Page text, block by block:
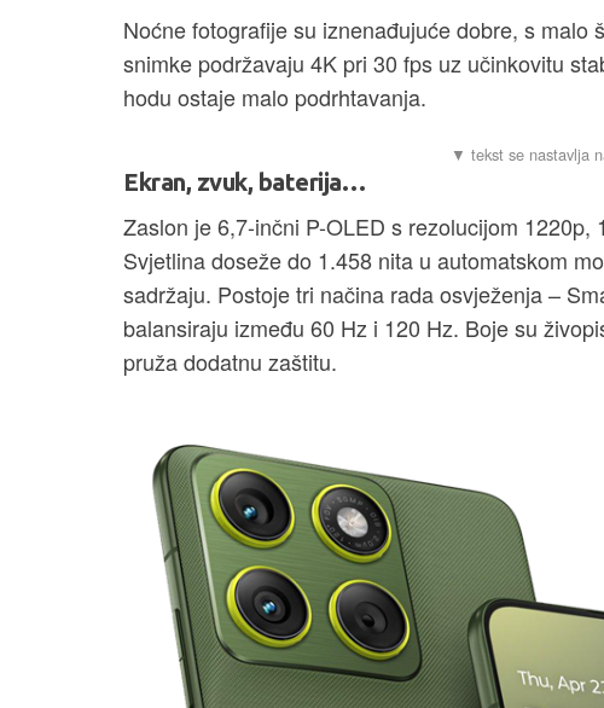
Noćne fotografije su iznenađujuće dobre, s malo
snimke podržavaju 4K pri 30 fps uz učinkovitu
hodu ostaje malo podrhtavanja.
Ekran, zvuk, baterija…
Zaslon je 6,7-inčni P-OLED s rezolucijom
Svjetlina doseže do 1.458 nita u automatskom
sadržaju. Postoje tri načina rada osvježenja –
balansiraju između 60 Hz i 120 Hz. Boje su
pruža dodatnu zaštitu.